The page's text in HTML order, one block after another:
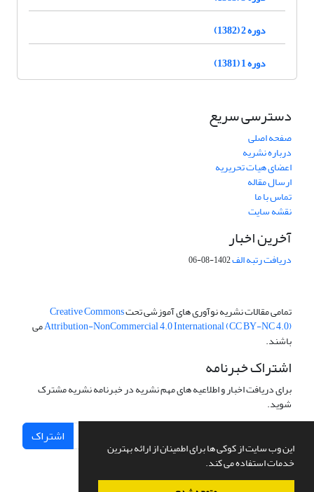
این وب سایت از کوکی ها برای اطمینان از ارائه بهترین
خدمات استفاده می کند.
دوره 2 (1382)
دوره 1 (1381)
دسترسی سریع
صفحه اصلی
درباره نشریه
اعضای هیات تحریریه
ارسال مقاله
تماس با ما
نقشه سایت
آخرین اخبار
دریافت رتبه الف1402-08-06
تمامی مقالات نشریه نوآوری های آموزشی تحتCreative Commons
Attribution-NonCommercial 4.0 International (CC BY-NC 4.0)می
باشند.
اشتراک خبرنامه
برای دریافت اخبار و اطلاعیه های مهم نشریه در خبرنامه نشریه مشترک
شوید.
اشتراک